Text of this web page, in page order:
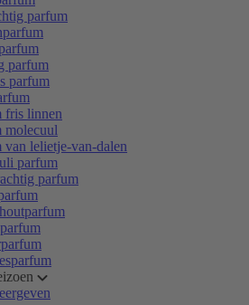
parfum
parfum
parfum
fris linnen
molecuul
van lelietje-van-dalen
parfum
parfum